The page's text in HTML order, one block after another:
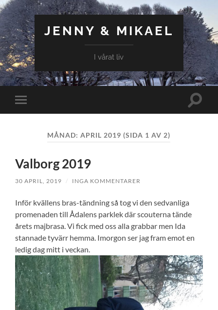
JENNY & MIKAEL
I vårat liv
Slå
på/av
Slå
MÅNAD:APRIL 2019 (SIDA 1 AV 2)
Valborg 2019
30 APRIL, 2019 / INGA KOMMENTARER
Inför kvällens bras-tändning så tog vi den sedvanliga
promenaden till Ådalens parklek där scouterna tände
årets majbrasa. Vi fick med oss alla grabbar men Ida
stannade tyvärr hemma. Imorgon ser jag fram emot en
ledig dag mitt i veckan.